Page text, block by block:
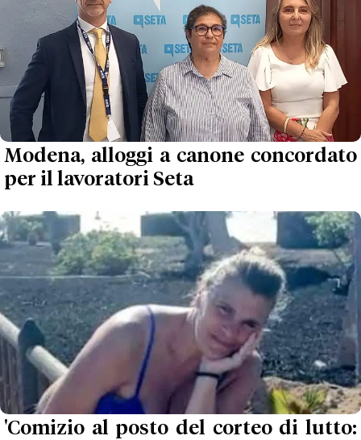
Modena, alloggi a canone concordato
per il lavoratori Seta
'Comizio al posto del corteo di lutto: